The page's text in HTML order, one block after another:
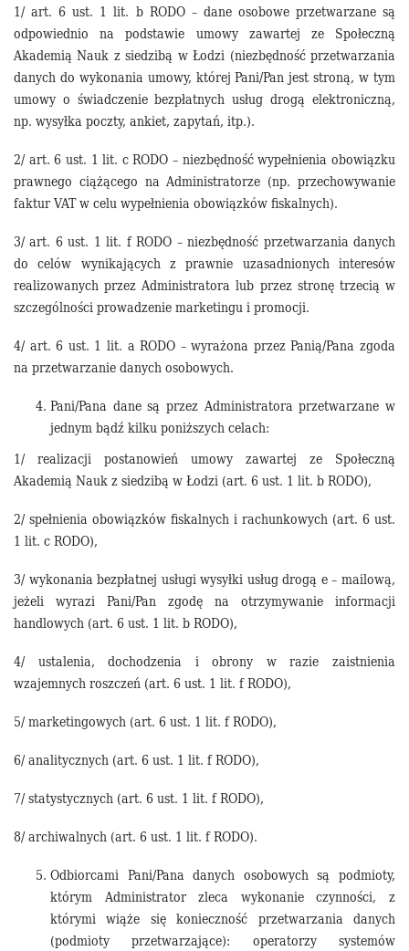
1/ art. 6 ust. 1 lit. b RODO – dane osobowe przetwarzane są
odpowiednio na podstawie umowy zawartej ze Społeczną
Akademią Nauk z siedzibą w Łodzi (niezbędność przetwarzania
danych do wykonania umowy, której Pani/Pan jest stroną, w tym
umowy o świadczenie bezpłatnych usług drogą elektroniczną,
np. wysyłka poczty, ankiet, zapytań, itp.).
2/ art. 6 ust. 1 lit. c RODO – niezbędność wypełnienia obowiązku
prawnego ciążącego na Administratorze (np. przechowywanie
faktur VAT w celu wypełnienia obowiązków fiskalnych).
3/ art. 6 ust. 1 lit. f RODO – niezbędność przetwarzania danych
do celów wynikających z prawnie uzasadnionych interesów
realizowanych przez Administratora lub przez stronę trzecią w
szczególności prowadzenie marketingu i promocji.
4/ art. 6 ust. 1 lit. a RODO – wyrażona przez Panią/Pana zgoda
na przetwarzanie danych osobowych.
Pani/Pana dane są przez Administratora przetwarzane w
jednym bądź kilku poniższych celach:
1/ realizacji postanowień umowy zawartej ze Społeczną
Akademią Nauk z siedzibą w Łodzi (art. 6 ust. 1 lit. b RODO),
2/ spełnienia obowiązków fiskalnych i rachunkowych (art. 6 ust.
1 lit. c RODO),
3/ wykonania bezpłatnej usługi wysyłki usług drogą e – mailową,
jeżeli wyrazi Pani/Pan zgodę na otrzymywanie informacji
handlowych (art. 6 ust. 1 lit. b RODO),
4/ ustalenia, dochodzenia i obrony w razie zaistnienia
wzajemnych roszczeń (art. 6 ust. 1 lit. f RODO),
5/ marketingowych (art. 6 ust. 1 lit. f RODO),
6/ analitycznych (art. 6 ust. 1 lit. f RODO),
7/ statystycznych (art. 6 ust. 1 lit. f RODO),
8/ archiwalnych (art. 6 ust. 1 lit. f RODO).
Odbiorcami Pani/Pana danych osobowych są podmioty,
którym Administrator zleca wykonanie czynności, z
którymi wiąże się konieczność przetwarzania danych
(podmioty przetwarzające): operatorzy systemów